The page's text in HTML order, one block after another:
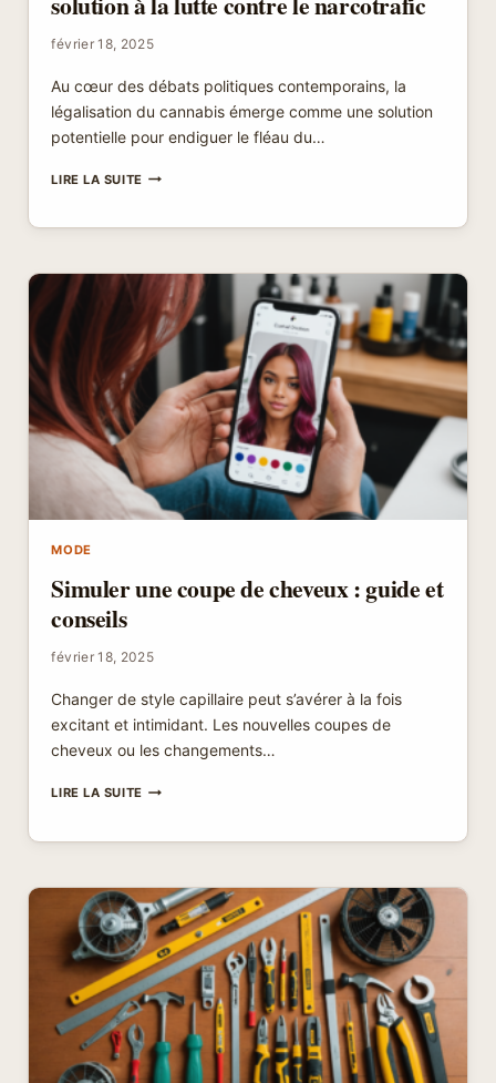
février 18, 2025
Au cœur des débats politiques contemporains, la
légalisation du cannabis émerge comme une solution
potentielle pour endiguer le fléau du…
LIRE LA SUITEUN
SUGGÈRE
LÉGALISATION
CANNABIS
COMME
SOLUTION
À
LUTTE
CONTRE
LE
NARCOTRAFIC
MODE
Simuler une coupe de cheveux : guide et
conseils
février 18, 2025
Changer de style capillaire peut s’avérer à la fois
excitant et intimidant. Les nouvelles coupes de
cheveux ou les changements…
LIRE LA SUITESIMULER
DE
:
GUIDE
ET
CONSEILS